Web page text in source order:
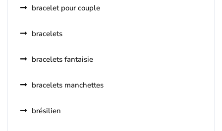
bracelet pour couple
bracelets
bracelets fantaisie
bracelets manchettes
brésilien